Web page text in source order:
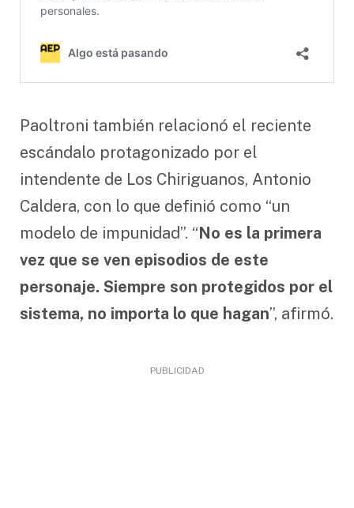
Paoltroni también relacionó el reciente
escándalo protagonizado por el
intendente de Los Chiriguanos, Antonio
Caldera, con lo que definió como “un
modelo de impunidad”. “No es la primera
vez que se ven episodios de este
personaje. Siempre son protegidos por el
sistema, no importa lo que hagan”, afirmó.
PUBLICIDAD